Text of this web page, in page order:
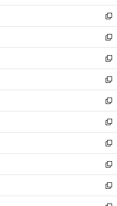
開
く
ウ
で
開
く
ン
ド
ウ
で
開
く
ウ
ィ
ン
ド
ウ
で
開
く
新
し
い
ウ
ィ
ン
ド
ウ
で
開
く
新
し
い
ウ
ィ
ン
ド
ウ
で
開
く
新
し
い
ウ
ィ
ン
ド
ウ
で
開
く
新
し
い
ウ
ィ
ン
ド
ウ
で
開
く
新
し
い
ウ
ィ
ン
ド
ウ
で
開
新
し
い
ウ
ィ
ン
ド
ウ
新
し
い
ウ
ィ
ン
新
し
い
ウ
新
し